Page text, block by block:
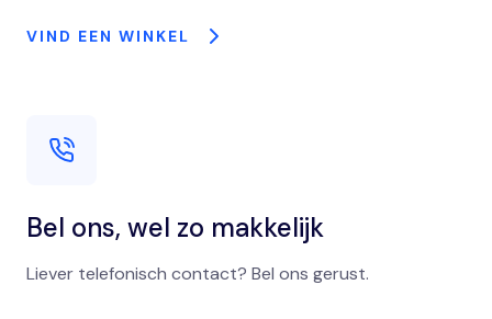
VIND EEN WINKEL
Bel ons, wel zo makkelijk
Liever telefonisch contact? Bel ons gerust.